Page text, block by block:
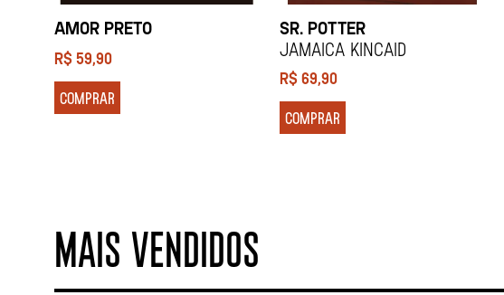
AMOR PRETO
R$59,90
COMPRAR
SR. POTTER
Jamaica Kincaid
R$69,90
COMPRAR
MAIS VENDIDOS